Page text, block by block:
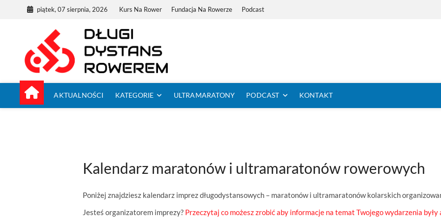
piątek, 07 sierpnia, 2026 Kurs Na Rower Fundacja Na Rowerze Podcast
AKTUALNOŚCI KATEGORIE ULTRAMARATONY PODCAST KONTAKT
Kalendarz maratonów i ultramaratonów rowerowych
Poniżej znajdziesz kalendarz imprez długodystansowych – maratonów i ultramaratonów kolarskich
Jesteś organizatorem imprezy? Przeczytaj co możesz zrobić aby informacje na temat Twojego wydarzenia były